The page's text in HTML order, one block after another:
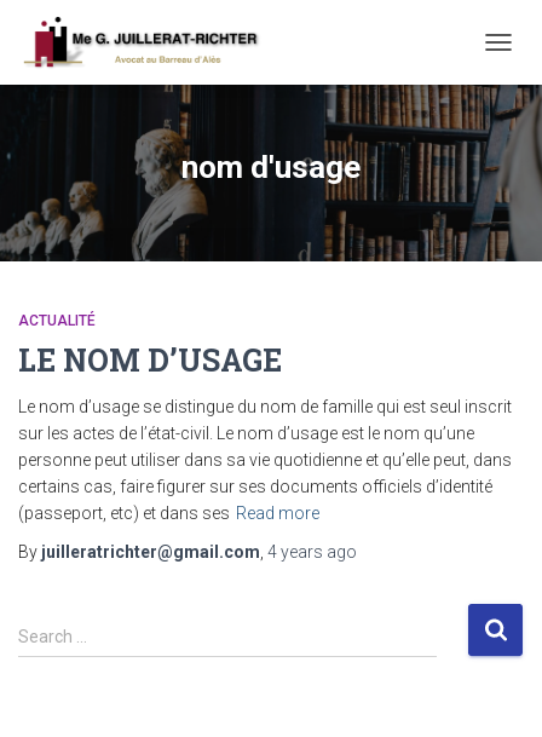
nom d'usage
ACTUALITÉ
LE NOM D’USAGE
Le nom d’usage se distingue du nom de famille qui est seul inscrit
sur les actes de l’état-civil. Le nom d’usage est le nom qu’une
personne peut utiliser dans sa vie quotidienne et qu’elle peut, dans
certains cas, faire figurer sur ses documents officiels d’identité
(passeport, etc) et dans ses Read more
By juilleratrichter@gmail.com 4 years ago
S
e
Search …